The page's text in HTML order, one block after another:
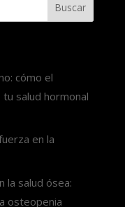
Buscar
cómo el
salud hormonal
en la
la salud ósea:
osteopenia